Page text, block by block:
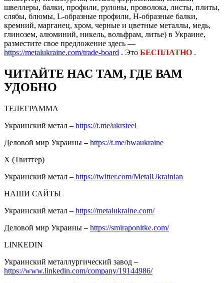
швеллеры, балки, профили, рулоны, проволока, листы, плиты,
слябы, блюмы, L-образные профили, H-образные балки,
кремний, марганец, хром, черные и цветные металлы, медь,
глинозем, алюминий, никель, вольфрам, литье) в Украине,
разместите свое предложение здесь —
https://metalukraine.com/trade-board . Это БЕСПЛАТНО .
ЧИТАЙТЕ НАС ТАМ, ГДЕ ВАМ
УДОБНО
ТЕЛЕГРАММА
Украинский метал – https://t.me/ukrsteel
Деловой мир Украины – https://t.me/bwaukraine
Х (Твиттер)
Украинский метал – https://twitter.com/MetalUkrainian
НАШИ САЙТЫ
Украинский метал – https://metalukraine.com/
Деловой мир Украины – https://smiraponitke.com/
LINKEDIN
Украинский металлургический завод –
https://www.linkedin.com/company/19144986/